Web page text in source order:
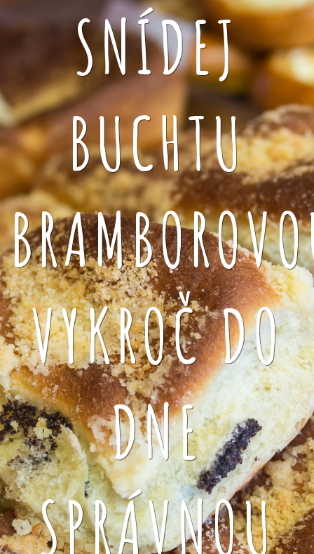
SNÍDEJ
BUCHTU
VYKROČ DO
DNE
SPRÁVNOU